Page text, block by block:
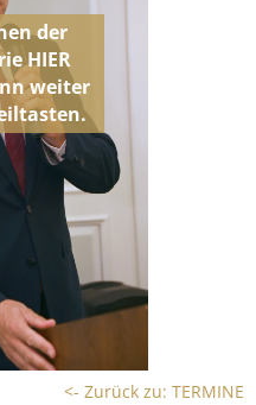
<- Zurück zu: TERMINE